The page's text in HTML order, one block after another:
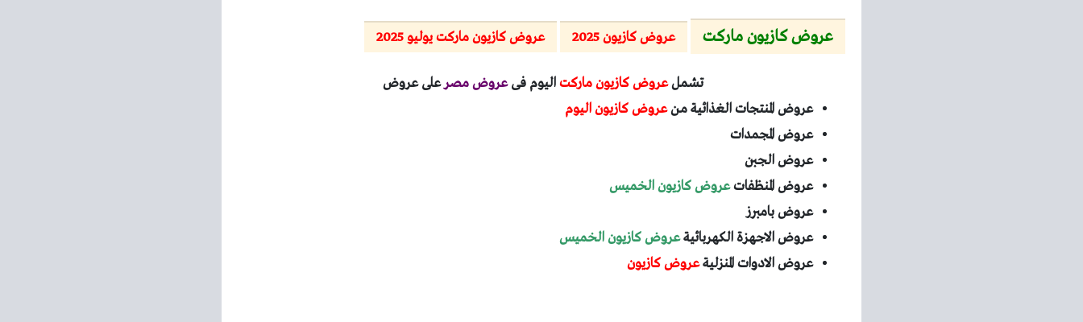
عروض كازيون ماركت عروض كازيون 2025 عروض كازيون ماركت يوليو 2025
تشملعروض كازيون ماركتاليوم فىعروض مصرعلى عروض
عروض المنتجات الغذائية منعروض كازيون اليوم
عروض المجمدات
عروض الجبن
عروض المنظفاتعروض كازيون الخميس
عروض بامبرز
عروض الاجهزة الكهربائيةعروض كازيون الخميس
عروض الادوات المنزليةعروض كازيون